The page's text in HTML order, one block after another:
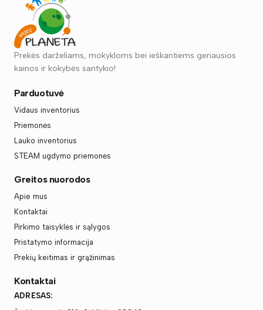
Prekės darželiams, mokykloms bei ieškantiems geriausios
kainos ir kokybės santykio!
Parduotuvė
Vidaus inventorius
Priemonės
Lauko inventorius
STEAM ugdymo priemonės
Greitos nuorodos
Apie mus
Kontaktai
Pirkimo taisyklės ir sąlygos
Pristatymo informacija
Prekių keitimas ir grąžinimas
Kontaktai
ADRESAS: